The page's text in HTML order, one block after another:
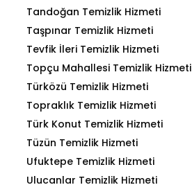
Tandoğan Temizlik Hizmeti
Taşpınar Temizlik Hizmeti
Tevfik İleri Temizlik Hizmeti
Topçu Mahallesi Temizlik Hizmeti
Türközü Temizlik Hizmeti
Topraklık Temizlik Hizmeti
Türk Konut Temizlik Hizmeti
Tüzün Temizlik Hizmeti
Ufuktepe Temizlik Hizmeti
Ulucanlar Temizlik Hizmeti